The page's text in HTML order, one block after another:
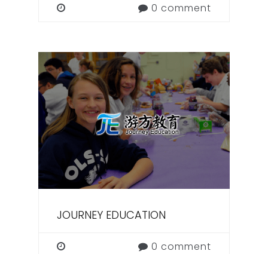
0 comment
JOURNEY EDUCATION
0 comment